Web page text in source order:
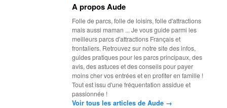
A propos Aude
Folle de parcs, folle de loisirs, folle d'attractions
mais aussi maman ... Je vous guide parmi les
meilleurs parcs d'attractions Français et
frontaliers. Retrouvez sur notre site des infos,
guides pratiques pour les parcs principaux, des
avis, des astuces et des conseils pour payer
moins cher vos entrées et en profiter en famille !
Tout est issu d'une fréquentation assidue et
passionnée !
Voir tous les articles de Aude →